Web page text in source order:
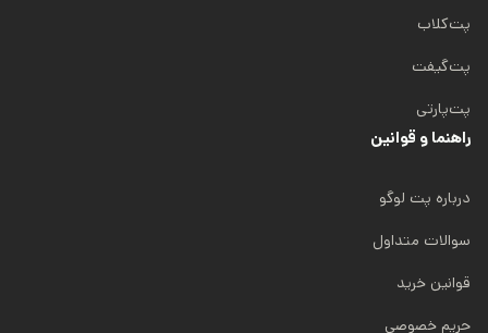
پت‌کلاب
پت‌گیفت
پت‌پارتی
راهنما و قوانین
درباره پت لوگو
سوالات متداول
قوانین خرید
حریم خصوصی